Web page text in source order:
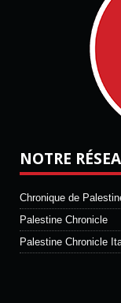
NOTRE
Chronique de
Palestine Chronicle
Palestine Chronicle